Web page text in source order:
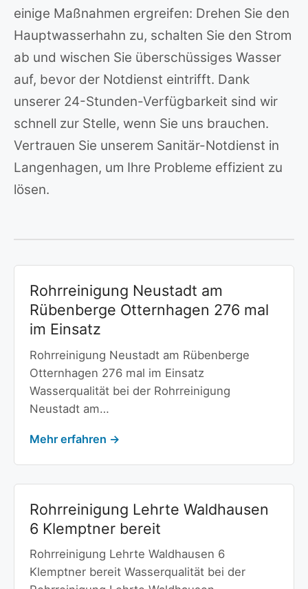
einige Maßnahmen ergreifen: Drehen Sie den
Hauptwasserhahn zu, schalten Sie den Strom
ab und wischen Sie überschüssiges Wasser
auf, bevor der Notdienst eintrifft. Dank
unserer 24-Stunden-Verfügbarkeit sind wir
schnell zur Stelle, wenn Sie uns brauchen.
Vertrauen Sie unserem Sanitär-Notdienst in
Langenhagen, um Ihre Probleme effizient zu
lösen.
Rohrreinigung Neustadt am
Rübenberge Otternhagen 276 mal
im Einsatz
Rohrreinigung Neustadt am Rübenberge
Otternhagen 276 mal im Einsatz
Wasserqualität bei der Rohrreinigung
Neustadt am…
Mehr erfahren →
Rohrreinigung Lehrte Waldhausen
6 Klemptner bereit
Rohrreinigung Lehrte Waldhausen 6
Klemptner bereit Wasserqualität bei der